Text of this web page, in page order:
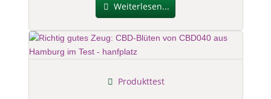
Weiterlesen...
Produkttest